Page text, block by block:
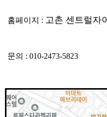
홈페이지 : 고촌 센트럴자이
문의 : 010-2473-5823